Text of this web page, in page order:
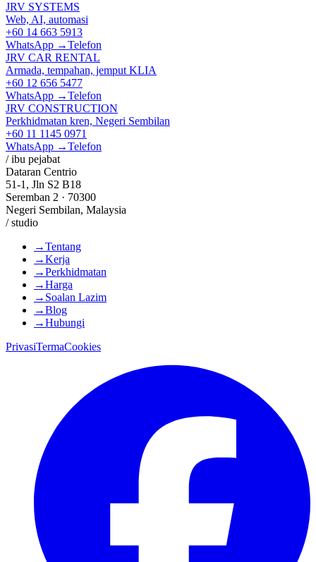
JRV SYSTEMS
Web, AI, automasi
+60 14 663 5913
WhatsApp →Telefon
JRV CAR RENTAL
Armada, tempahan, jemput KLIA
+60 12 656 5477
WhatsApp →Telefon
JRV CONSTRUCTION
Perkhidmatan kren, Negeri Sembilan
+60 11 1145 0971
WhatsApp →Telefon
/ ibu pejabat
Dataran Centrio
51-1, Jln S2 B18
Seremban 2 · 70300
Negeri Sembilan, Malaysia
/ studio
→Tentang
→Kerja
→Perkhidmatan
→Harga
→ Soalan Lazim
→Blog
→Hubungi
PrivasiTermaCookies